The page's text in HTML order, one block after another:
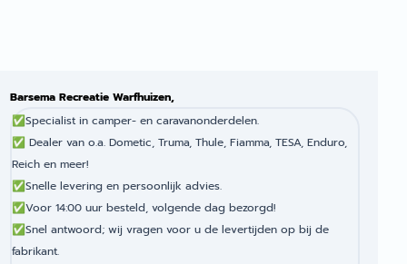
Barsema Recreatie Warfhuizen,
✅Specialist in camper- en caravanonderdelen.
✅Dealer van o.a. Dometic, Truma, Thule, Fiamma, TESA, Enduro,
Reich en meer!
✅Snelle levering en persoonlijk advies.
✅Voor 14:00 uur besteld, volgende dag bezorgd!
✅Snel antwoord; wij vragen voor u de levertijden op bij de
fabrikant.